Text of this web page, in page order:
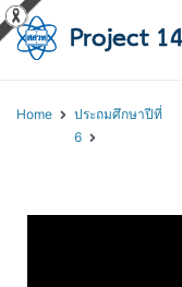
Home
ประถมศึกษาปีที่
6